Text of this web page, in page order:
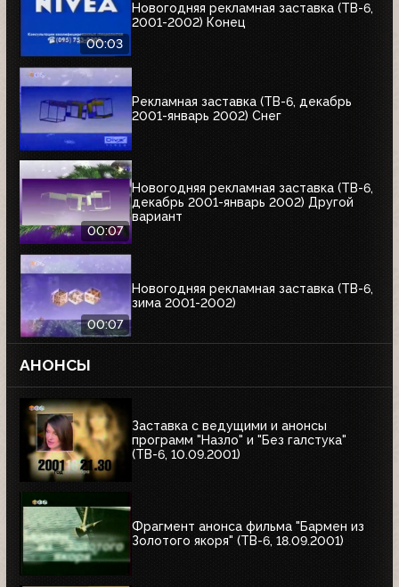
00:03
Новогодняя рекламная заставка (ТВ-6,
2001-2002) Конец
Рекламная заставка (ТВ-6, декабрь
2001-январь 2002) Снег
00:07
Новогодняя рекламная заставка (ТВ-6,
декабрь 2001-январь 2002) Другой
вариант
00:07
Новогодняя рекламная заставка (ТВ-6,
зима 2001-2002)
АНОНСЫ
Заставка с ведущими и анонсы
программ "Назло" и "Без галстука"
(ТВ-6, 10.09.2001)
Фрагмент анонса фильма "Бармен из
Золотого якоря" (ТВ-6, 18.09.2001)